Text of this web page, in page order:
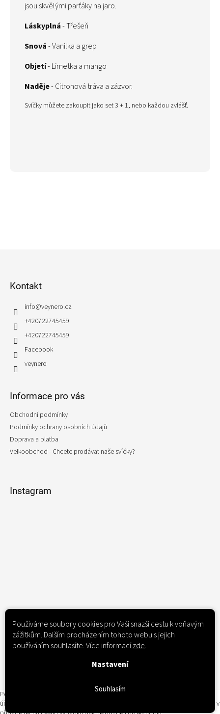
Používáme soubory cookies pro Vaši snazší cestu k voňavým
zážitkům. Dalším procházením tohoto webu s jejich
používáním souhlasíte. Více informacízde.
Nastavení
Souhlasím
jsou skvělými parťáky na jaro.
Láskyplná- Třešeň
Snová- Vanilka a grep
Objetí- Limetka a mango
Naděje- Citronová tráva a zázvor.
Svíčky můžete zakoupit jako set 3 + 1, nebo každou zvlášť.
Kontakt
info@veynero.cz
+420722745459
+420722745459
Facebook
veynero
Informace pro vás
Obchodní podmínky
Podmínky ochrany osobních údajů
Doprava a platba
Velkoobchod - Chcete prodávat naše svíčky?
Instagram
cookies
Podle zákona o evidenci tržeb je prodávající povinen vystavit kupujícímu
účtenku. Zároveň je povinen zaevidovat přijatou tržbu u správce daně online; v